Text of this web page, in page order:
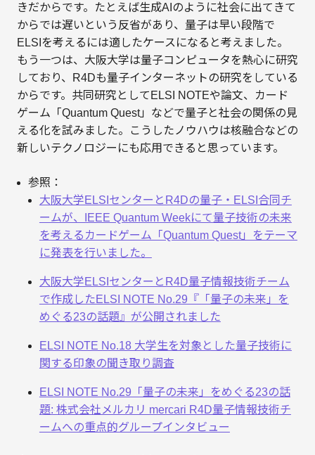
きだからです。たとえば生成AIのように社会に出てきて
からでは遅いという反省があり、量子は早い段階で
ELSIを考えるには適したケースになると考えました。
もう一つは、大阪大学は量子コンピュータを熱心に研究
しており、R4Dも量子インターネットの研究をしている
からです。共同研究としてELSI NOTEや論文、カード
ゲーム「Quantum Quest」などで量子と社会の関係の見
える化を試みました。こうしたノウハウは核融合などの
新しいテクノロジーにも応用できると思っています。
参照：
大阪大学ELSIセンターとR4Dの量子・ELSI合同チ
ームが、IEEE Quantum Weekにて量子技術の未来
を考えるカードゲーム「Quantum Quest」をテーマ
に発表を行いました。
大阪大学ELSIセンターとR4D量子情報技術チーム
で作成したELSI NOTE No.29『「量子の未来」を
めぐる23の話題』が公開されました
ELSI NOTE No.18 大学生を対象とした量子技術に
関する印象の聞き取り調査
ELSI NOTE No.29「量⼦の未来」をめぐる23の話
題: 株式会社メルカリ mercari R4D量⼦情報技術チ
ームへの重点的グループインタビュー